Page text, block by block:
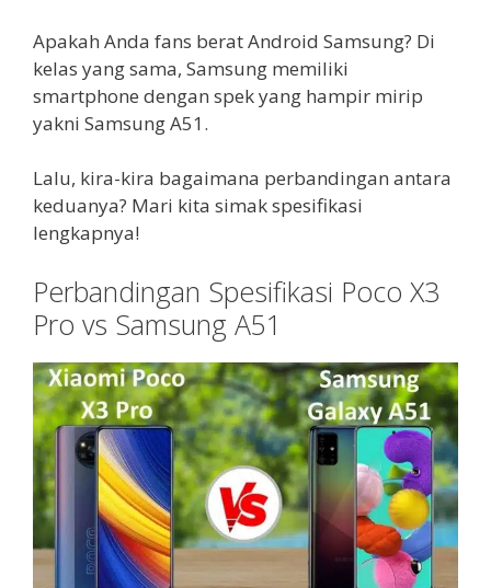
Apakah Anda fans berat Android Samsung? Di
kelas yang sama, Samsung memiliki
smartphone dengan spek yang hampir mirip
yakni Samsung A51.
Lalu, kira-kira bagaimana perbandingan antara
keduanya? Mari kita simak spesifikasi
lengkapnya!
Perbandingan Spesifikasi Poco X3
Pro vs Samsung A51